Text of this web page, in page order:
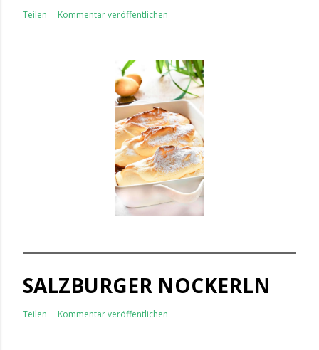
Teilen Kommentar veröffentlichen
SALZBURGER NOCKERLN
Teilen Kommentar veröffentlichen